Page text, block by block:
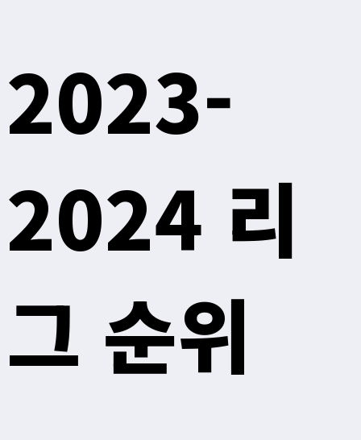
2023-
2024 리
그 순위